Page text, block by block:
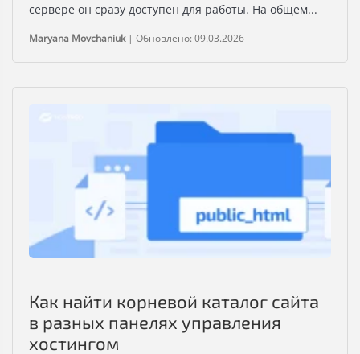
сервере он сразу доступен для работы. На общем...
Maryana Movchaniuk| Обновлено: 09.03.2026
Как найти корневой каталог сайта
в разных панелях управления
хостингом